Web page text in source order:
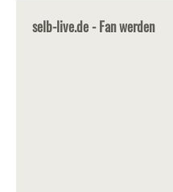
selb-live.de - Fan werden